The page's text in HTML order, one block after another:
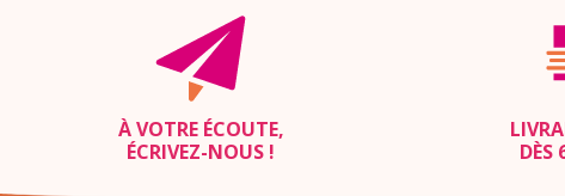
À VOTRE ÉCOUTE,
ÉCRIVEZ-NOUS !
DÈS